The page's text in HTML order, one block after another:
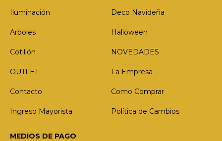
Iluminación
Deco Navideña
Arboles Halloween
Cotillón NOVEDADES
OUTLET La Empresa
Contacto Como Comprar
Ingreso Mayorista Política de Cambios
MEDIOS DE PAGO